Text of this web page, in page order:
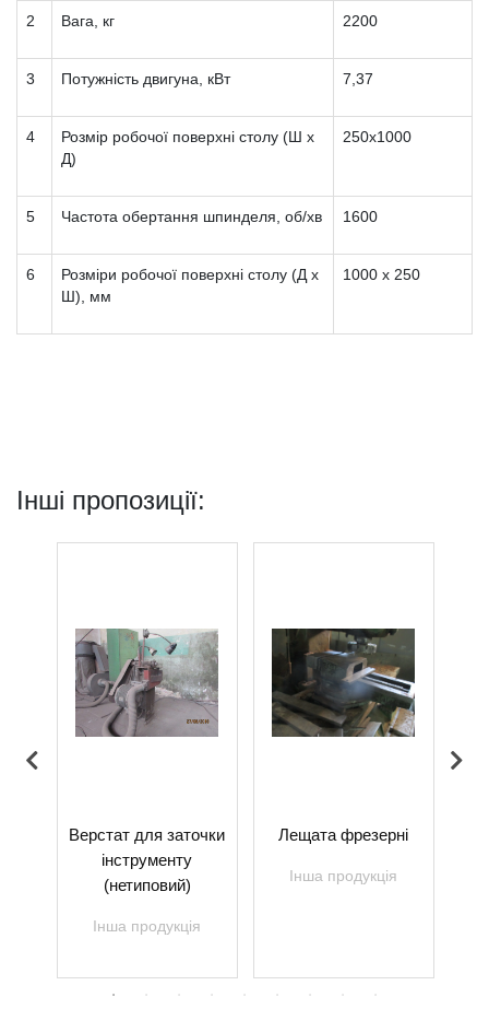
2 Вага, кг 2200
3 Потужність двигуна, кВт 7,37
4
Розмір робочої поверхні столу (Ш х
Д)
250х1000
5 Частота обертання шпинделя, об/хв 1600
6
Розміри робочої поверхні столу (Д х
Ш), мм
1000 х 250
Інші пропозиції:
Верстат для заточки
інструменту
(нетиповий)
Інша продукція
Лещата фрезерні
Інша продукція